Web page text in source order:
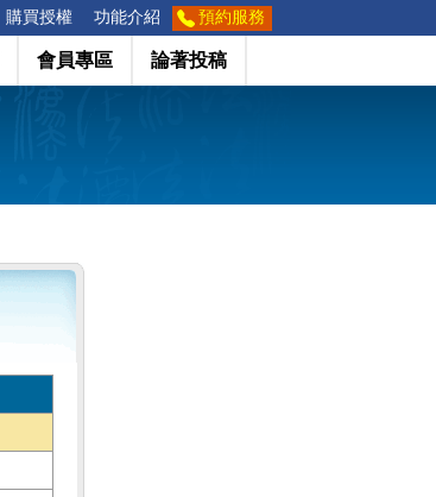
購買授權 功能介紹 預約服務
會員專區 論著投稿